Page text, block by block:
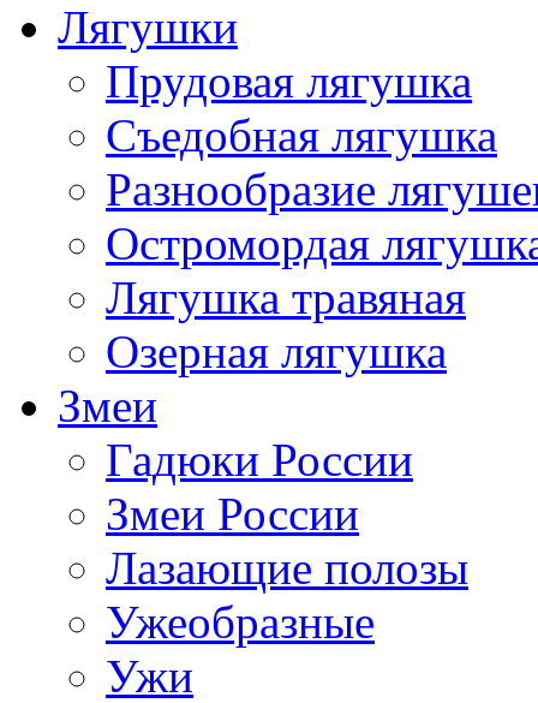
Лягушки
Прудовая лягушка
Съедобная лягушка
Разнообразие
Остромордая
Лягушка травяная
Озерная лягушка
Змеи
Гадюки России
Змеи России
Лазающие полозы
Ужеобразные
Ужи